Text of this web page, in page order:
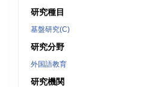
研究種目
基盤研究(C)
研究分野
外国語教育
研究機関